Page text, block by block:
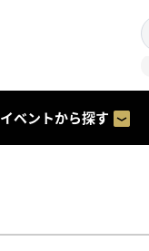
イベントから探す